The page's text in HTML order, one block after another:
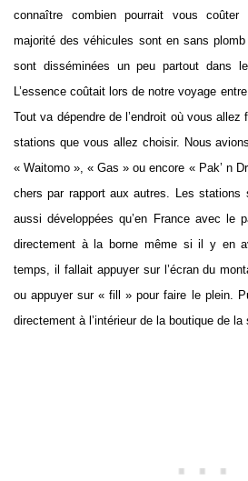
connaître combien pourrait vous coûter
majorité des véhicules sont en sans
sont disséminées un peu partout dans
L’essence coûtait lors de notre voyage
Tout va dépendre de l’endroit où vous
stations que vous allez choisir. Nous
« Waitomo », « Gas » ou encore « Pak’ n
chers par rapport aux autres. Les stations
aussi développées qu’en France avec le
directement à la borne même si il y en
temps, il fallait appuyer sur l’écran du
ou appuyer sur « fill » pour faire le plein.
directement à l’intérieur de la boutique de la